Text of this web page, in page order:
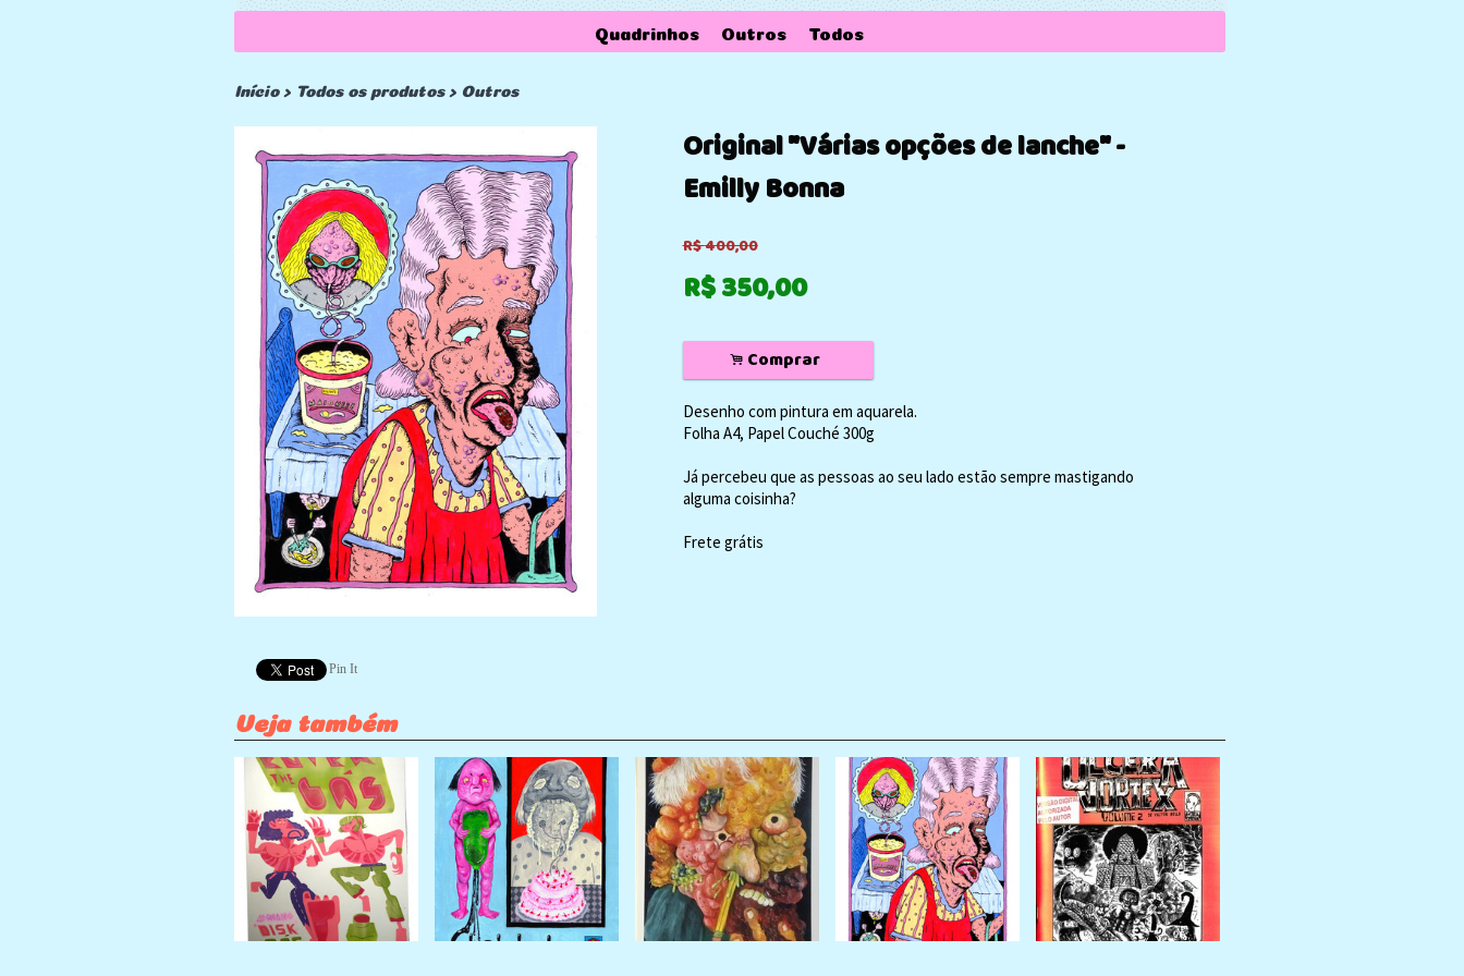
Quadrinhos Outros Todos
Início › Todos os produtos › Outros
Pin It
Original "Várias opções de lanche" -
Emilly Bonna
R$400,00
R$350,00
. Comprar
Desenho com pintura em aquarela.
Folha A4, Papel Couché 300g
Já percebeu que as pessoas ao seu lado estão sempre mastigando
alguma coisinha?
Frete grátis
Veja também